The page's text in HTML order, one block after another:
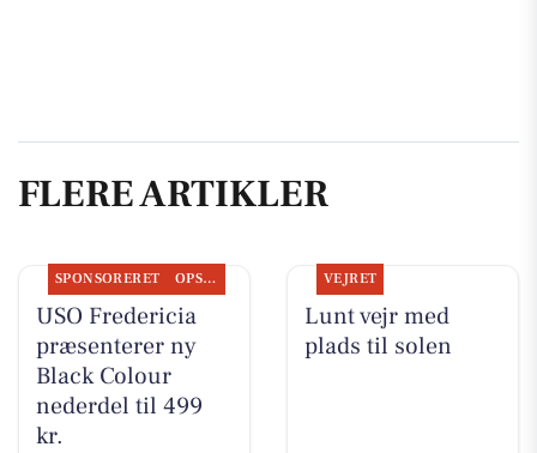
FLERE ARTIKLER
SPONSORERET OPSLAGSTAVLEN
USO Fredericia
præsenterer ny
Black Colour
nederdel til 499
kr.
VEJRET
Lunt vejr med
plads til solen